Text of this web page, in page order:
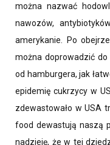
można nazwać
nawozów,
amerykanie. Po
można doprowadzić
od hamburgera, jak
epidemię cukrzycy w
zdewastowało w USA
food dewastują naszą
nadzieję, że w tej